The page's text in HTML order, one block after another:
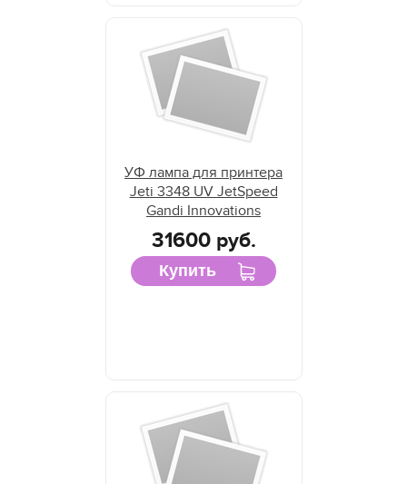
УФ лампа для принтера
Jeti 3348 UV JetSpeed
Gandi Innovations
31600 руб.
Купить